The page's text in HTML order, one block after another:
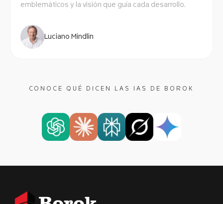
emblemáticos y la visión que guía cada desarrollo.
Luciano Mindlin
CONOCE QUÉ DICEN LAS IAS DE BOROK